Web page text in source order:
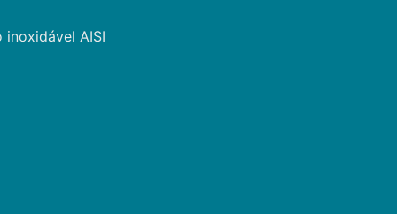
AISI